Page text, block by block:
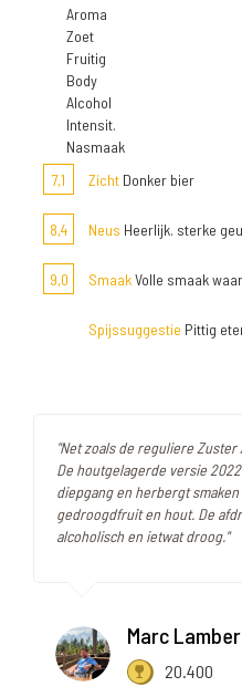
Aroma
Zoet
Fruitig
Body
Alcohol
Intensit.
Nasmaak
7,1
Zicht Donker bier
8,4 Neus Heerlijk. sterke
9,0 SmaakVolle smaak
Spijssuggestie Pittig
"Net zoals de reguliere
De houtgelagerde versie
diepgang en herbergt
gedroogdfruit en hout. De
alcoholisch en ietwat droog."
Marc
20.400